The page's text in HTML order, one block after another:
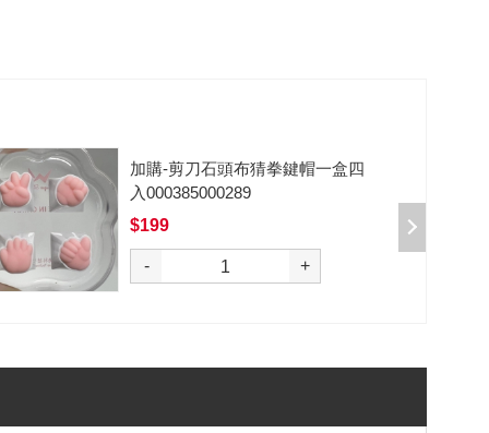
加購-剪刀石頭布猜拳鍵帽一盒四
入000385000289
$199
選購